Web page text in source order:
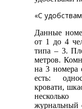
«С
Данные
от 1 до 4
типа – 3.
метров.
на 3 номера
есть:
кровати,
журнальный